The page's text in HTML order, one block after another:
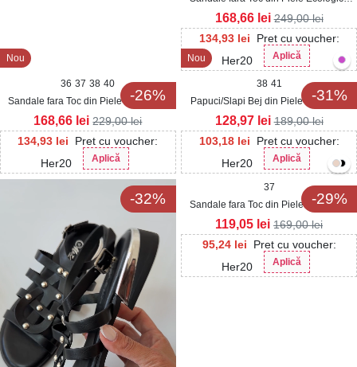
dama Albe Rayda
134,93 lei
Pret cu voucher:
Her20
Aplică
168,66 lei 249,00lei
Nou
-26%
36 37 38 40
Sandale fara Toc din Piele Ecologica
dama Negre Vlaire
134,93 lei
Pret cu voucher:
Her20
Aplică
168,66 lei 229,00lei
Nou
-31%
38 41
Papuci/Slapi Bej din Piele Ecologica
Sherli
103,18 lei
Pret cu voucher:
Her20
Aplică
128,97 lei 189,00lei
-32% -29%
37
Sandale fara Toc din Piele Ecologica
dama Albe Layalle
95,24 lei
Pret cu voucher:
Her20
Aplică
119,05 lei 169,00lei